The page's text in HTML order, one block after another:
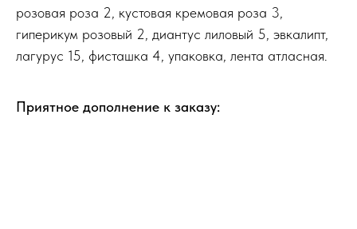
розовая роза 2, кустовая кремовая роза 3,
гиперикум розовый 2, диантус лиловый 5, эвкалипт,
лагурус 15, фисташка 4, упаковка, лента атласная.
Приятное дополнение к заказу: